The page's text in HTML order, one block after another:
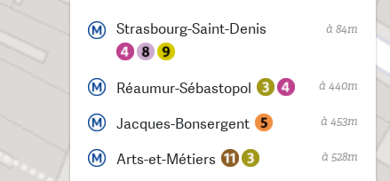
Strasbourg-Saint-Denis à 84m
Réaumur-Sébastopol à 440m
Jacques-Bonsergent à 453m
Arts-et-Métiers à 528m